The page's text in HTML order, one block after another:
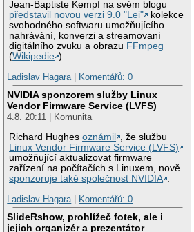
Jean-Baptiste Kempf na svém blogu
představil novou verzi 9.0 "Lei"
kolekce
svobodného softwaru umožňujícího
nahrávání, konverzi a streamovaní
digitálního zvuku a obrazu FFmpeg
(Wikipedie ).
Ladislav Hagara
Komentářů: 0
NVIDIA sponzorem služby Linux
Vendor Firmware Service (LVFS)
4.8. 20:11 | Komunita
Richard Hughesoznámil
, že službu
Linux Vendor Firmware Service (LVFS)
umožňující aktualizovat firmware
zařízení na počítačích s Linuxem, nově
sponzoruje také společnost NVIDIA .
Ladislav Hagara | Komentářů: 0
SlideRshow, prohlížeč fotek, ale i
jejich organizér a prezentátor